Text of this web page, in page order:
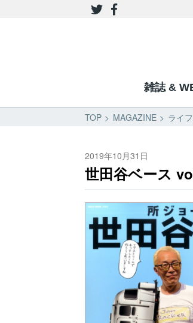
雑誌 &
TOP MAGAZINE ライ
2019年10月31日
世田谷ベース